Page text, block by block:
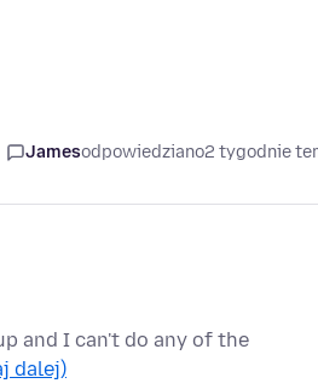
Jamesodpowiedziano2 tygodnie
and I can't do any of the
dalej)